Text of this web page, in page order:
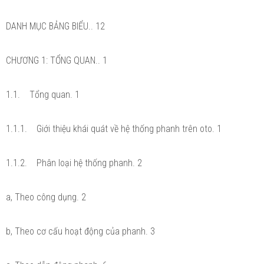
DANH MỤC BẢNG BIỂU.. 12
CHƯƠNG 1: TỔNG QUAN.. 1
1.1. Tổng quan. 1
1.1.1. Giới thiệu khái quát về hệ thống phanh trên oto. 1
1.1.2. Phân loại hệ thống phanh. 2
a, Theo công dụng. 2
b, Theo cơ cấu hoạt động của phanh. 3